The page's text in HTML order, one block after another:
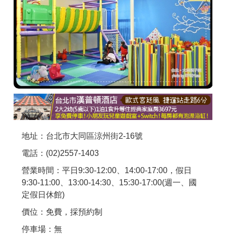
推薦景點
討論區
聯絡我們
APP下載
地址：台北市大同區涼州街2-16號
電話：(02)2557-1403
營業時間：平日9:30-12:00、14:00-17:00，假日
9:30-11:00、13:00-14:30、15:30-17:00(週一、國
定假日休館)
價位：免費，採預約制
停車場：無